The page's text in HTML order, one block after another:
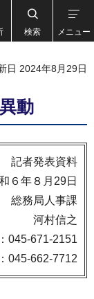
検索 メニュー
日 2024年8月29日
動
記者発表資料
６年８月29日
総務局人事課
河村信之
045-671-2151
045-662-7712